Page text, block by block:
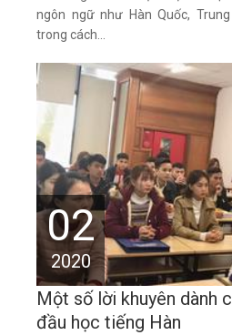
ngôn ngữ như Hàn Quốc,
trong cách...
02
2020
Một số lời khuyên dành
đầu học tiếng Hàn